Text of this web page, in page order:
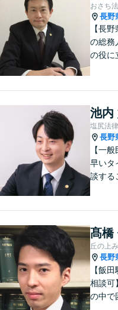
おさち
長野
【長
の総務
の役に
谷市・
権利を
ます。
など
い。
池内
塩尻法
長野
【一
早いタ
談する
さい。
髙橋
丘の上
長野
【飯
相談可
の中で